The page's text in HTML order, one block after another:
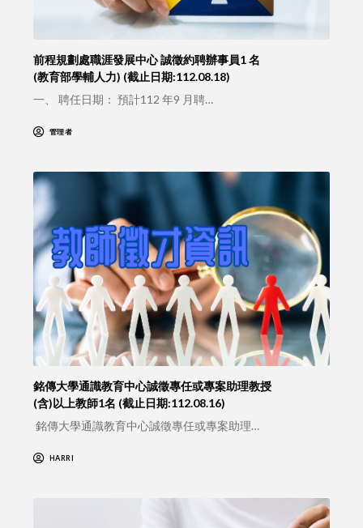
前程規劃處職涯發展中心 誠徵約聘辦事員1 名
(教育部學輔人力) (截止日期:112.08.18)
一、 聘任日期： 預計112 年9 月聘…
管理者
銘傳大學通識教育中心誠徵專任或專案助理教授
(含)以上教師1名 (截止日期:112.08.16)
銘傳大學通識教育中心誠徵專任或專案助理…
HARRI